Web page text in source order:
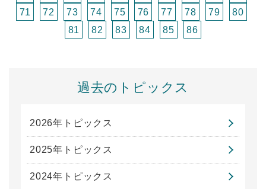
71
72 73 74 75 76 77 78 79
80
81
82 83 84 85 86
過去のトピックス
2026年トピックス
2025年トピックス
2024年トピックス